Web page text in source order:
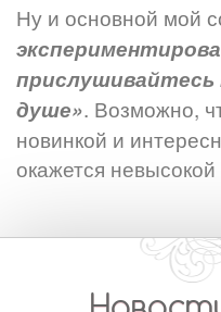
Ну и основной мой
прислушивайтесь
душе». Возможно,
новинкой и
окажется